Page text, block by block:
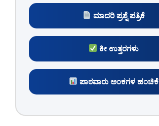
ಮಾದರಿ ಪ್ರಶ್ನೆ ಪತ್ರಿಕೆ
ಕೀ ಉತ್ತರಗಳು
ಪಾಠವಾರು ಅಂಕಗಳ ಹಂಚಿಕೆ